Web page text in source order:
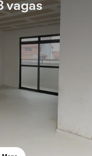
vagas